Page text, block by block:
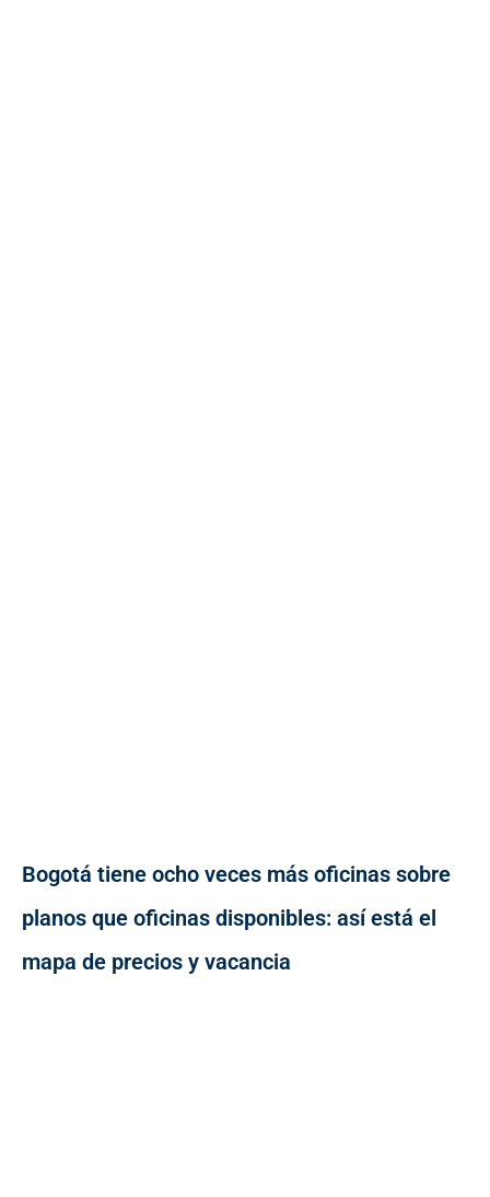
Bogotá tiene ocho veces más oficinas sobre
planos que oficinas disponibles: así está el
mapa de precios y vacancia